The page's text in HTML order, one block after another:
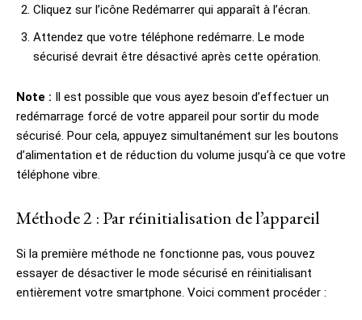
Cliquez sur l’icône Redémarrer qui apparaît à l’écran.
Attendez que votre téléphone redémarre. Le mode
sécurisé devrait être désactivé après cette opération.
Note : Il est possible que vous ayez besoin d’effectuer un
redémarrage forcé de votre appareil pour sortir du mode
sécurisé. Pour cela, appuyez simultanément sur les boutons
d’alimentation et de réduction du volume jusqu’à ce que votre
téléphone vibre.
Méthode 2 : Par réinitialisation de l’appareil
Si la première méthode ne fonctionne pas, vous pouvez
essayer de désactiver le mode sécurisé en réinitialisant
entièrement votre smartphone. Voici comment procéder :